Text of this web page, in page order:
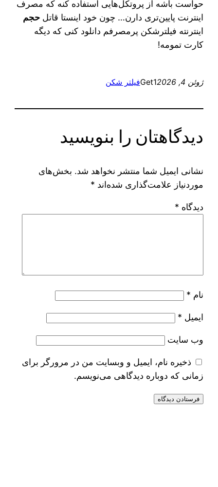
حواست باشه از پروتکل‌هایی استفاده کنه که مصرف
اینترنت پایین‌تری دارن… چون خود اینستا قاتلحجم
اینترنته فیلترشکن پرمصرفم دانلود کنی که دیگه
کارت تمومه!
ژوئن 4, 2026 Get1فیلتر شکن
دیدگاهتان را بنویسید
نشانی ایمیل شما منتشر نخواهد شد. بخش‌های
موردنیاز علامت‌گذاری شده‌اند *
دیدگاه *
نام *
ایمیل *
وب‌ سایت
ذخیره نام، ایمیل و وبسایت من در مرورگر برای
زمانی که دوباره دیدگاهی می‌نویسم.